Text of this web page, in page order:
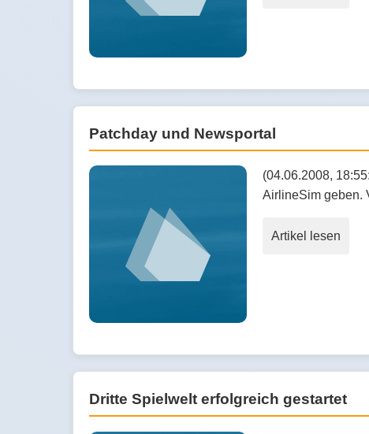
Patchday und Newsportal
(04.06.2008,
AirlineSim geben.
Artikel lesen
Dritte Spielwelt erfolgreich gestartet